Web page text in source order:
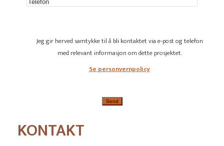
Jeg gir herved samtykke til å bli kontaktet via e-post og telefon
med relevant informasjon om dette prosjektet.
Se personvernpolicy
KONTAKT